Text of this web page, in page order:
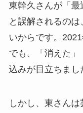
東幹久さんが「
と誤解されるの
いからです。
でも、「消えた」
込みが目立ちまし
しかし、東さんは